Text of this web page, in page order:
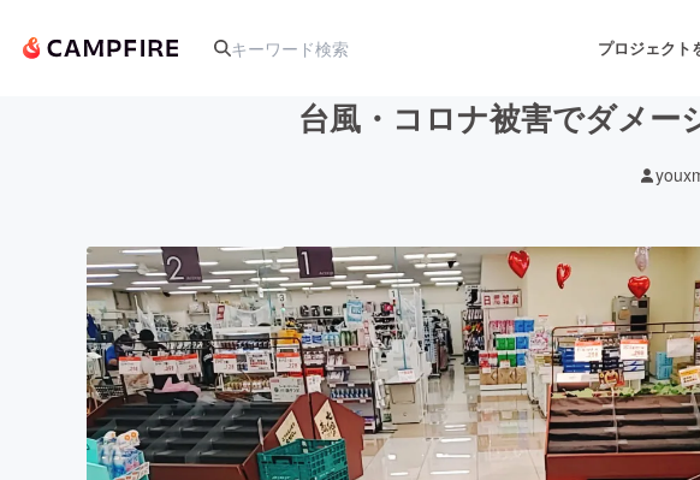
プロジェクト
アート・写真 音楽
テクノロジー・ガジェット ゲーム・サービ
映像・映画 書籍・雑誌出版
台風・コロナ被害でダメー